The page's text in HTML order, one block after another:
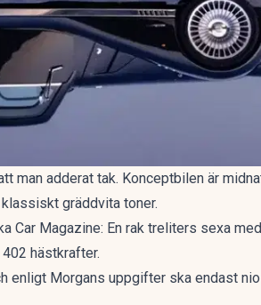
man adderat tak. Konceptbilen är
gräddvita toner.
Car Magazine: En rak treliters sexa
hästkrafter.
enligt Morgans uppgifter ska endast